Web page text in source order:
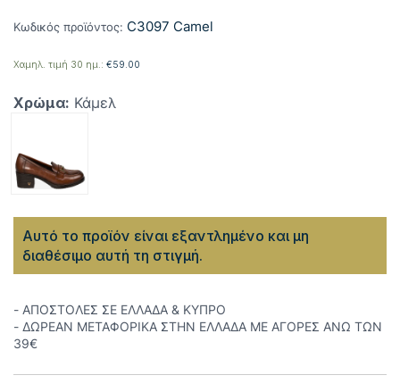
Κωδικός προϊόντος: C3097 Camel
Χαμηλ. τιμή 30 ημ.: €59.00
Χρώμα: Κάμελ
Αυτό το προϊόν είναι εξαντλημένο και μη
διαθέσιμο αυτή τη στιγμή.
- ΑΠΟΣΤΟΛΕΣ ΣΕ ΕΛΛΑΔΑ & ΚΥΠΡΟ
- ΔΩΡΕΑΝ ΜΕΤΑΦΟΡΙΚΑ ΣΤΗΝ ΕΛΛΑΔΑ ΜΕ ΑΓΟΡΕΣ ΑΝΩ ΤΩΝ
39€